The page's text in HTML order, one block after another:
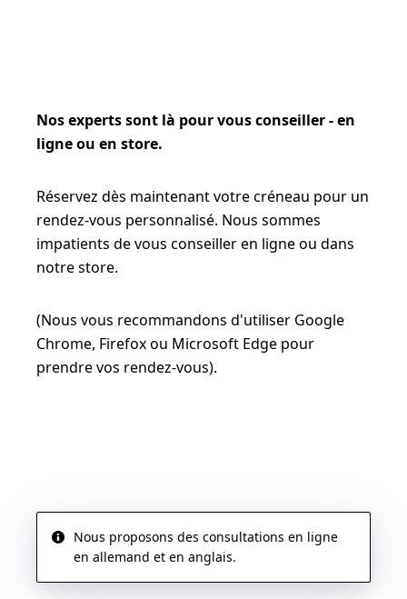
Nos experts sont là pour vous conseiller - en
ligne ou en store.
Réservez dès maintenant votre créneau pour un
rendez-vous personnalisé. Nous sommes
impatients de vous conseiller en ligne ou dans
notre store.
(Nous vous recommandons d'utiliser Google
Chrome, Firefox ou Microsoft Edge pour
prendre vos rendez-vous).
Nous proposons des consultations en ligne
en allemand et en anglais.